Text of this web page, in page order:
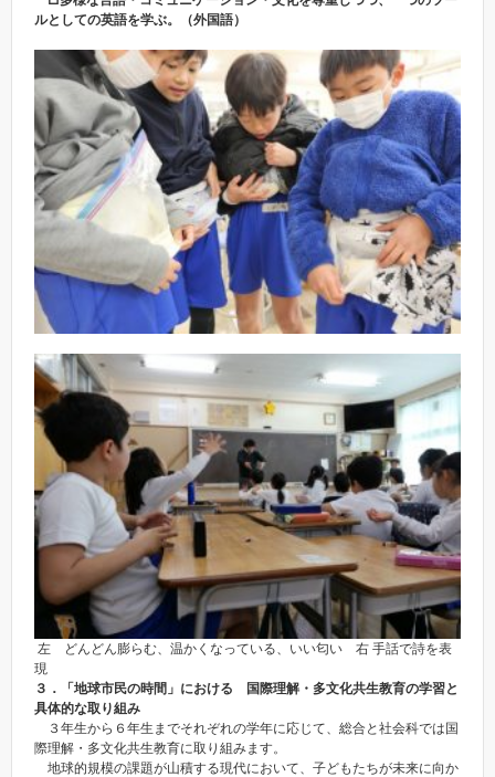
ルとしての英語を学ぶ。（外国語）
左 どんどん膨らむ、温かくなっている、いい匂い 右 手話で詩を表
現
３．「地球市民の時間」における 国際理解・多文化共生教育の学習と
具体的な取り組み
３年生から６年生までそれぞれの学年に応じて、総合と社会科では国
際理解・多文化共生教育に取り組みます。
地球的規模の課題が山積する現代において、子どもたちが未来に向か